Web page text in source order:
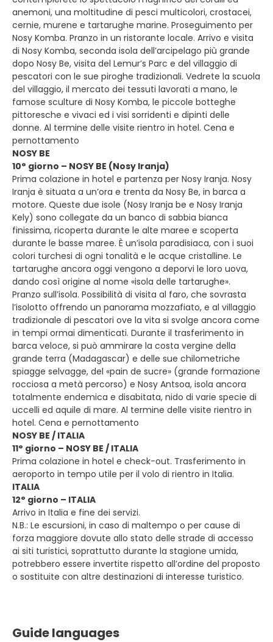
anemoni, una moltitudine di pesci multicolori, crostacei,
cernie, murene e tartarughe marine. Proseguimento per
Nosy Komba. Pranzo in un ristorante locale. Arrivo e visita
di Nosy Komba, seconda isola dell’arcipelago più grande
dopo Nosy Be, visita del Lemur’s Parc e del villaggio di
pescatori con le sue piroghe tradizionali. Vedrete la scuola
del villaggio, il mercato dei tessuti lavorati a mano, le
famose sculture di Nosy Komba, le piccole botteghe
pittoresche e vivaci ed i visi sorridenti e dipinti delle
donne. Al termine delle visite rientro in hotel. Cena e
pernottamento
NOSY BE
10° giorno – NOSY BE (Nosy Iranja)
Prima colazione in hotel e partenza per Nosy Iranja. Nosy
Iranja è situata a un’ora e trenta da Nosy Be, in barca a
motore. Queste due isole (Nosy Iranja be e Nosy Iranja
Kely) sono collegate da un banco di sabbia bianca
finissima, ricoperta durante le alte maree e scoperta
durante le basse maree. È un’isola paradisiaca, con i suoi
colori turchesi di ogni tonalità e le acque cristalline. Le
tartarughe ancora oggi vengono a deporvi le loro uova,
dando così origine al nome «isola delle tartarughe».
Pranzo sull’isola. Possibilità di visita al faro, che sovrasta
l’isolotto offrendo un panorama mozzafiato, e al villaggio
tradizionale di pescatori ove la vita si svolge ancora come
in tempi ormai dimenticati. Durante il trasferimento in
barca veloce, si può ammirare la costa vergine della
grande terra (Madagascar) e delle sue chilometriche
spiagge selvagge, del «pain de sucre» (grande formazione
rocciosa a metà percorso) e Nosy Antsoa, isola ancora
totalmente endemica e disabitata, nido di varie specie di
uccelli ed aquile di mare. Al termine delle visite rientro in
hotel. Cena e pernottamento
NOSY BE / ITALIA
11° giorno – NOSY BE / ITALIA
Prima colazione in hotel e check-out. Trasferimento in
aeroporto in tempo utile per il volo di rientro in Italia.
ITALIA
12° giorno – ITALIA
Arrivo in Italia e fine dei servizi.
N.B.: Le escursioni, in caso di maltempo o per cause di
forza maggiore dovute allo stato delle strade di accesso
ai siti turistici, soprattutto durante la stagione umida,
potrebbero essere invertite rispetto all’ordine del proposto
o sostituite con altre destinazioni di interesse turistico.
Guide languages